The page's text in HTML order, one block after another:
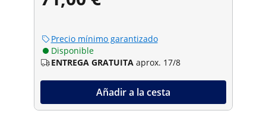
Precio mínimo garantizado
Disponible
ENTREGA GRATUITA aprox. 17/8
Añadir a la cesta